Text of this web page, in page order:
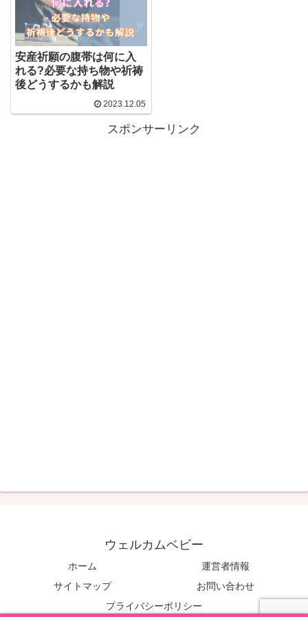
安産祈願の腹帯は何に入
れる?必要な持ち物や祈祷
後どうするかも解説
2023.12.05
スポンサーリンク
ウェルカムベビー
ホーム
運営者情報
サイトマップ
お問い合わせ
プライバシーポリシー